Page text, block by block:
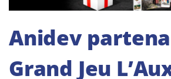
Anidev
Grand Jeu